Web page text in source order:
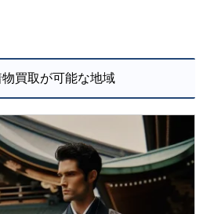
買取が可能な地域